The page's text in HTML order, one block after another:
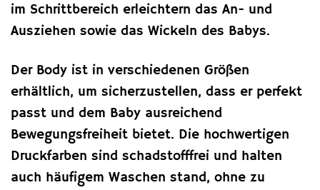
im Schrittbereich erleichtern das An- und
Ausziehen sowie das Wickeln des Babys.
Der Body ist in verschiedenen Größen
erhältlich, um sicherzustellen, dass er perfekt
passt und dem Baby ausreichend
Bewegungsfreiheit bietet. Die hochwertigen
Druckfarben sind schadstofffrei und halten
auch häufigem Waschen stand, ohne zu